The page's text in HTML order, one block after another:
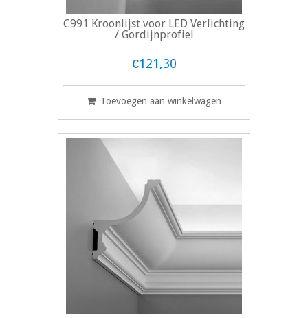
C991 Kroonlijst voor LED Verlichting
/ Gordijnprofiel
€121,30
Toevoegen aan winkelwagen